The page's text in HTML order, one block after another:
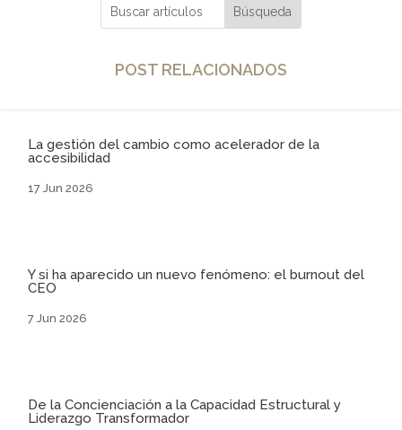
POST RELACIONADOS
La gestión del cambio como acelerador de la
accesibilidad
17 Jun 2026
Y si ha aparecido un nuevo fenómeno: el burnout del
CEO
7 Jun 2026
De la Concienciación a la Capacidad Estructural y
Liderazgo Transformador